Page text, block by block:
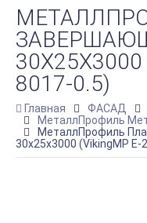
30Х25Х3000
8017-0.5)
Главная ФАСАД
МеталлПрофиль
МеталлПрофиль
30х25х3000 (VikingMP E-